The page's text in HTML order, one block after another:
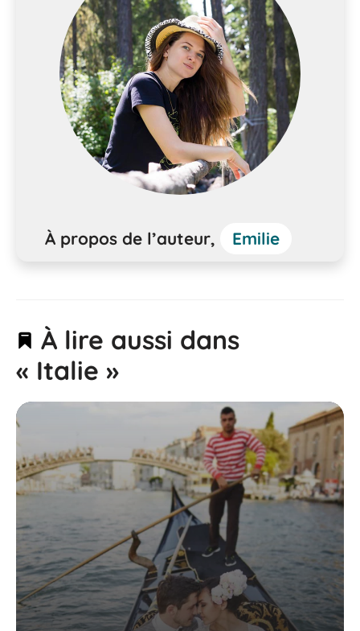
À propos de l’auteur, Emilie
À lire aussi dans
« Italie »